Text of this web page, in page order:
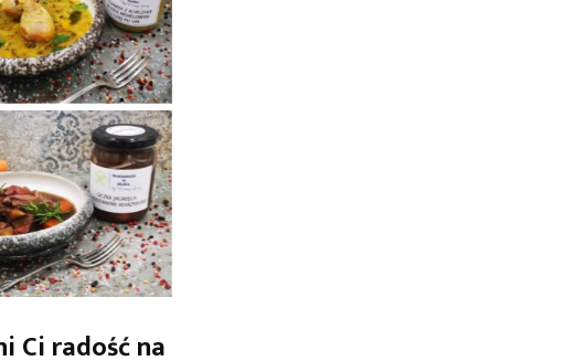
Ci radość na